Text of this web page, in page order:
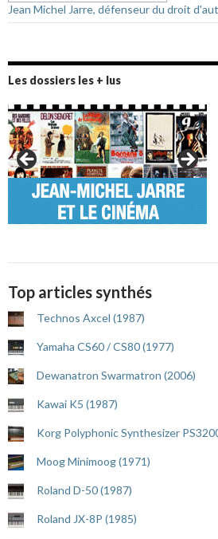
Jean Michel Jarre, défenseur du droit
Les dossiers les + lus
Top articles synthés
Technos Axcel (1987)
Yamaha CS60 / CS80 (1977)
Dewanatron Swarmatron (2006)
Kawai K5 (1987)
Korg Polyphonic Synthesizer
Moog Minimoog (1971)
Roland D-50 (1987)
Roland JX-8P (1985)